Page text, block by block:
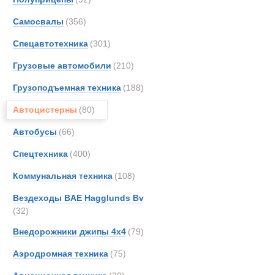
Самосвалы (356)
Спецавтотехника (301)
Грузовые автомобили (210)
Грузоподъемная техника (188)
Автоцистерны (80)
Автобусы (66)
Спецтехника (400)
Коммунальная техника (108)
Вездеходы BAE Hagglunds Bv
(32)
Внедорожники джипы 4х4 (79)
Аэродромная техника (75)